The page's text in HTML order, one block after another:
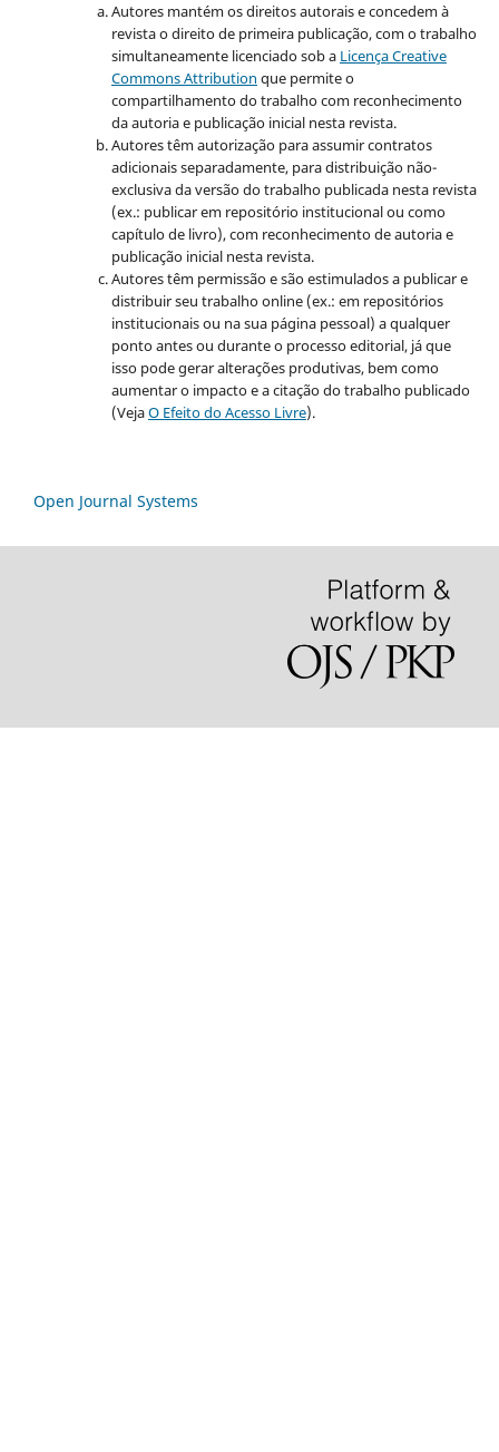
Autores mantém os direitos autorais e concedem à
revista o direito de primeira publicação, com o trabalho
simultaneamente licenciado sob a Licença Creative
Commons Attribution que permite o
compartilhamento do trabalho com reconhecimento
da autoria e publicação inicial nesta revista.
Autores têm autorização para assumir contratos
adicionais separadamente, para distribuição não-
exclusiva da versão do trabalho publicada nesta revista
(ex.: publicar em repositório institucional ou como
capítulo de livro), com reconhecimento de autoria e
publicação inicial nesta revista.
Autores têm permissão e são estimulados a publicar e
distribuir seu trabalho online (ex.: em repositórios
institucionais ou na sua página pessoal) a qualquer
ponto antes ou durante o processo editorial, já que
isso pode gerar alterações produtivas, bem como
aumentar o impacto e a citação do trabalho publicado
(VejaO Efeito do Acesso Livre).
Open Journal Systems